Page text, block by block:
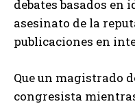
debates basados en
asesinato de la
publicaciones en
Que un magistrado
congresista